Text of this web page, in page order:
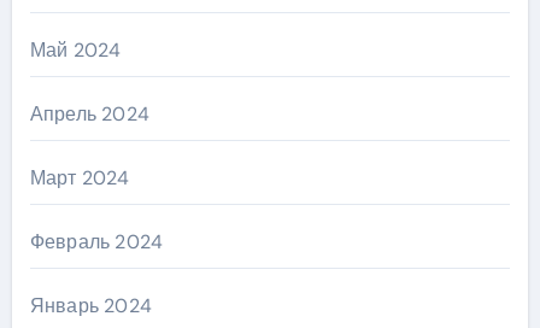
Май 2024
Апрель 2024
Март 2024
Февраль 2024
Январь 2024